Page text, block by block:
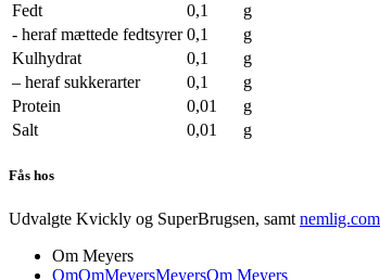
Fedt
0,1
g
- heraf mættede fedtsyrer 0,1
g
Kulhydrat
0,1
g
– heraf sukkerarter
0,1
g
Protein
0,01
g
Salt
0,01 g
Fås hos
Udvalgte Kvickly og SuperBrugsen, samt nemlig.com
Om Meyers
OmOmMeyersMeyersOm Meyers